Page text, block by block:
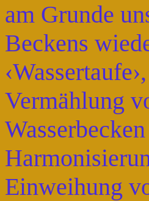
am Grunde
Beckens
Vermählung
Einweihung